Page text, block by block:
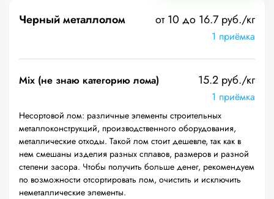
Черный металлолом от 10 до 16.7 руб./кг
1 приёмка
Mix (не знаю категорию лома) 15.2 руб./кг
1 приёмка
Несортовой лом: различные элементы строительных
металлоконструкций, производственного оборудования,
металлические отходы. Такой лом стоит дешевле, так как в
нем смешаны изделия разных сплавов, размеров и разной
степени засора. Чтобы получить больше денег, рекомендуем
по возможности отсортировать лом, очистить и исключить
неметаллические элементы.